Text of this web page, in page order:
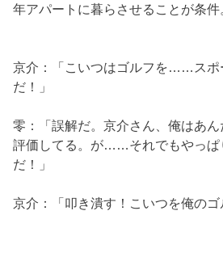
年アパートに暮らさせることが条件
京介：「こいつはゴルフを……スポ
だ！」
零：「誤解だ。京介さん、俺はあ
評価してる。が……それでもやっぱ
だ！」
京介：「叩き潰す！こいつを俺のゴ